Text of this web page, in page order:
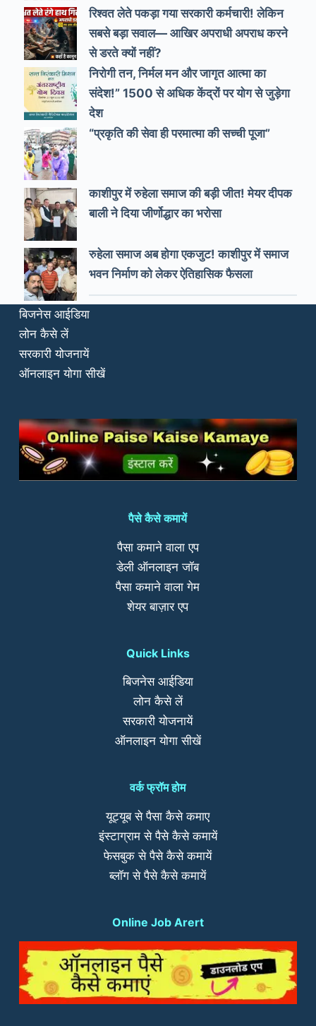
रिश्वत लेते पकड़ा गया सरकारी कर्मचारी! लेकिन
सबसे बड़ा सवाल— आखिर अपराधी अपराध करने
से डरते क्यों नहीं?
निरोगी तन, निर्मल मन और जागृत आत्मा का
संदेश!” 1500 से अधिक केंद्रों पर योग से जुड़ेगा
देश
“प्रकृति की सेवा ही परमात्मा की सच्ची पूजा”
काशीपुर में रुहेला समाज की बड़ी जीत! मेयर दीपक
बाली ने दिया जीर्णोद्धार का भरोसा
रुहेला समाज अब होगा एकजुट! काशीपुर में समाज
भवन निर्माण को लेकर ऐतिहासिक फैसला
बिजनेस आईडिया
लोन कैसे लें
सरकारी योजनायें
ऑनलाइन योगा सीखें
पैसे कैसे कमायें
पैसा कमाने वाला एप
डेली ऑनलाइन जॉब
पैसा कमाने वाला गेम
शेयर बाज़ार एप
Quick Links
बिजनेस आईडिया
लोन कैसे लें
सरकारी योजनायें
ऑनलाइन योगा सीखें
वर्क फ्रॉम होम
यूट्यूब से पैसा कैसे कमाए
इंस्टाग्राम से पैसे कैसे कमायें
फेसबुक से पैसे कैसे कमायें
ब्लॉग से पैसे कैसे कमायें
Online Job Arert